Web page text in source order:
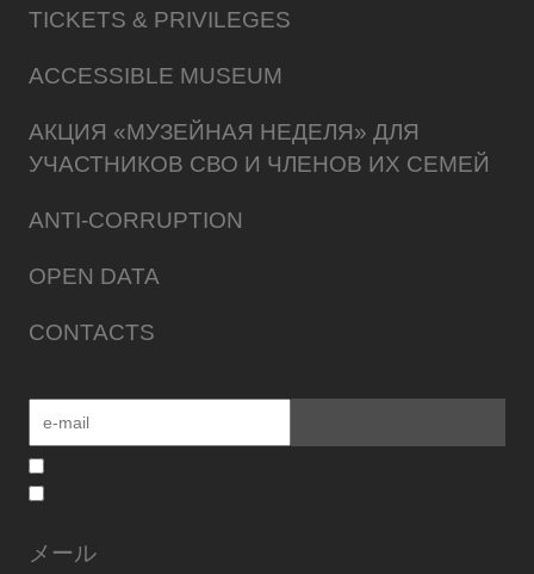
TICKETS & PRIVILEGES
ACCESSIBLE MUSEUM
АКЦИЯ «МУЗЕЙНАЯ НЕДЕЛЯ» ДЛЯ
УЧАСТНИКОВ СВО И ЧЛЕНОВ ИХ СЕМЕЙ
ANTI-CORRUPTION
OPEN DATA
CONTACTS
メール